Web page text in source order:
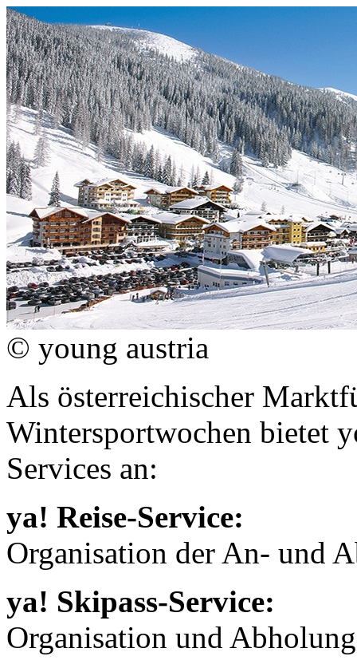
© young austria
Als österreichischer
Wintersportwochen bietet
Services an:
ya! Reise-Service:
Organisation der An- und
ya! Skipass-Service:
Organisation und